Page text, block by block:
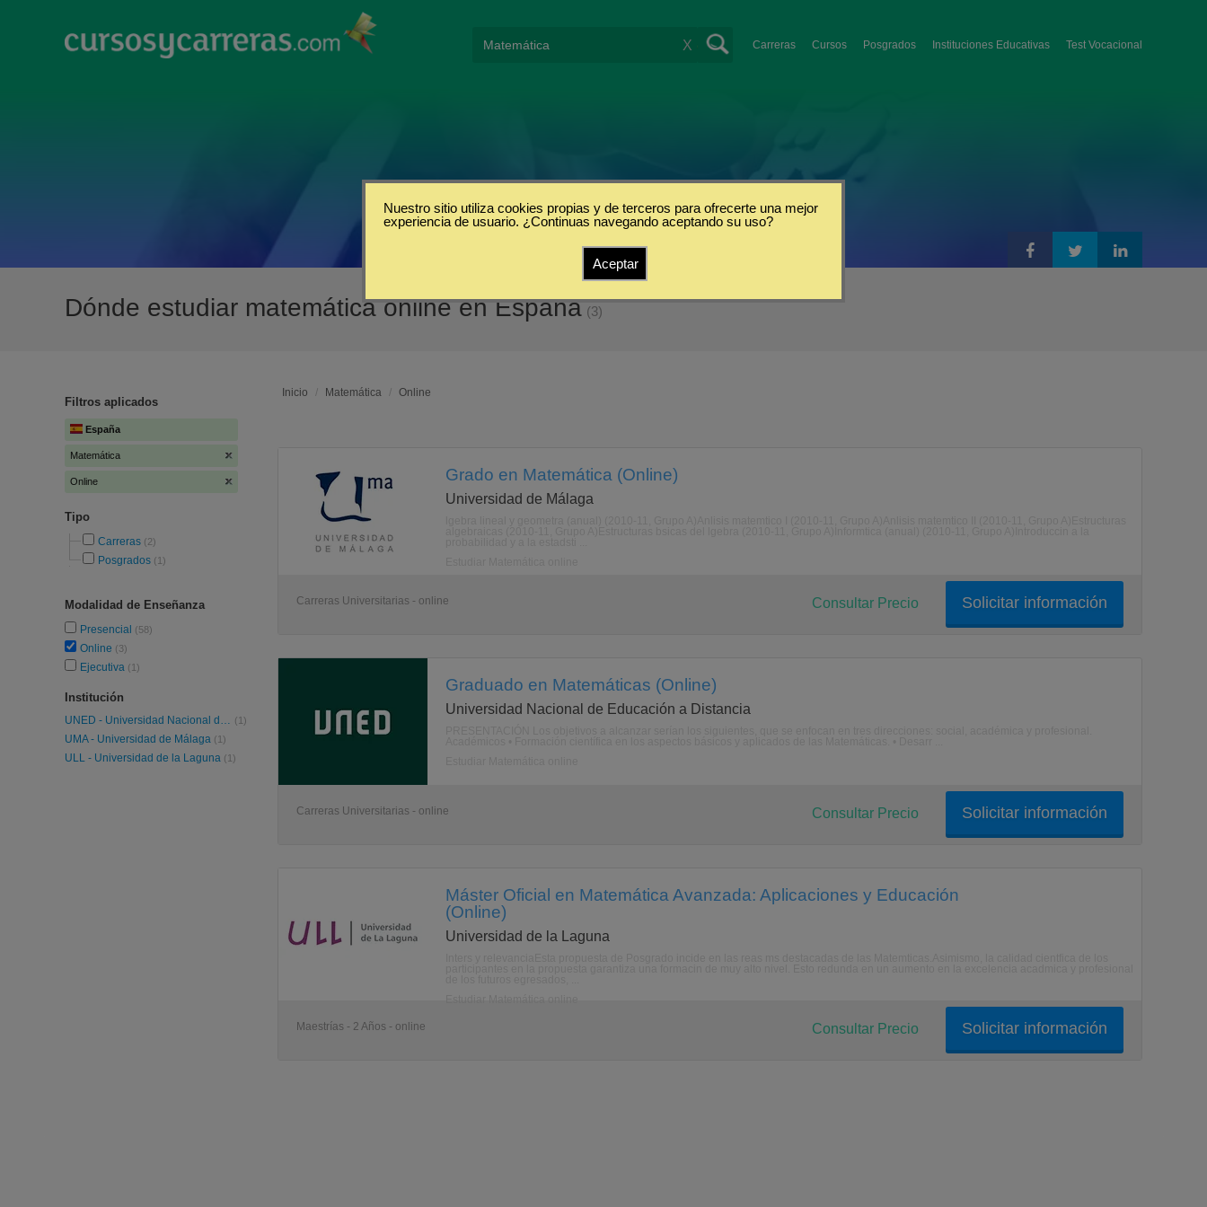
Carreras Cursos Posgrados Instituciones Educativas Test Vocacional
X
Dónde estudiar matemática online en España (3)
Filtros aplicados
España
Matemática
Online
Tipo
Carreras (2)
Posgrados (1)
Modalidad de Enseñanza
Presencial (58)
Online (3)
Ejecutiva (1)
Institución
UNED - Universidad Nacional de Educación a Distancia (1)
UMA - Universidad de Málaga (1)
ULL - Universidad de la Laguna (1)
Inicio / Matemática / Online
Grado en Matemática (Online)
Universidad de Málaga
Carreras Universitarias - online Solicitar información
Consultar Precio
Graduado en Matemáticas (Online)
Universidad Nacional de Educación a Distancia
Carreras Universitarias - online Solicitar información
Consultar Precio
Máster Oficial en Matemática Avanzada: Aplicaciones y Educación
(Online)
Universidad de la Laguna
Maestrías - 2 Años - online Solicitar información
Consultar Precio
Nuestro sitio utiliza cookies propias y de terceros para ofrecerte una mejor
experiencia de usuario. ¿Continuas navegando aceptando su uso?
Aceptar